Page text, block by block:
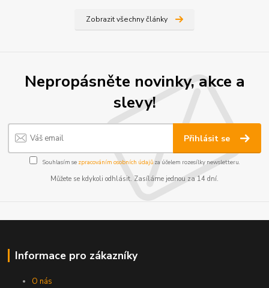
Zobrazit všechny články
Nepropásněte novinky, akce a
slevy!
Přihlásit se
Souhlasím se zpracováním osobních údajůza účelem rozesílky newsletteru.
Můžete se kdykoli odhlásit. Zasíláme jednou za 14 dní.
Informace pro zákazníky
O nás